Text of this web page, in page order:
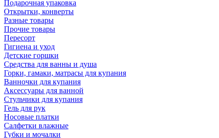
Подарочная упаковка
Открытки, конверты
Разные товары
Прочие товары
Пересорт
Гигиена и уход
Детские горшки
Средства для ванны и душа
Горки, гамаки, матрасы для купания
Ванночки для купания
Аксессуары для ванной
Стульчики для купания
Гель для рук
Носовые платки
Салфетки влажные
Губки и мочалки